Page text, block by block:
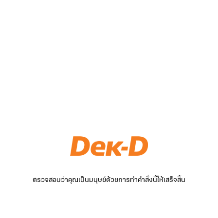
ตรวจสอบว่าคุณเป็นมนุษย์ด้วยการทำคำสั่งนี้ให้เสร็จสิ้น